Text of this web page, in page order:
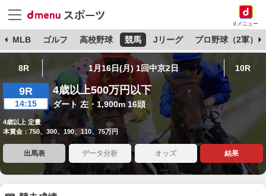
dメニュー
MLB ゴルフ 高校野球 競馬 Jリーグ プロ野球（2軍）
8R 1月16日(月) 1回中京2日 10R
9R
14:15
4歳以上500万円以下
ダート 左・1,900m 16頭
4歳以上 定量
本賞金：750、300、190、110、75万円
出馬表 データ分析 オッズ 結果